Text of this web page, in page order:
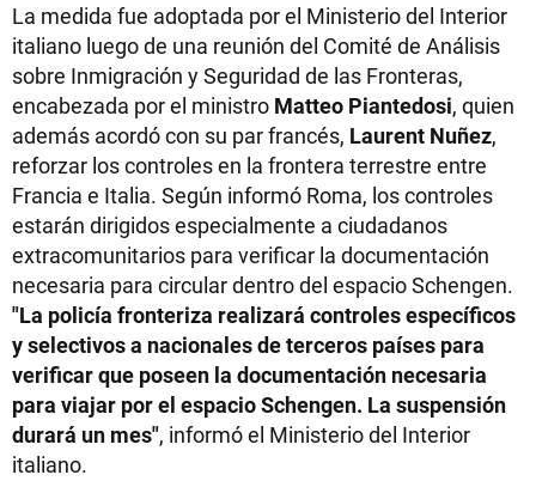
La medida fue adoptada por el Ministerio del Interior
italiano luego de una reunión del Comité de Análisis
sobre Inmigración y Seguridad de las Fronteras,
encabezada por el ministro Matteo Piantedosi, quien
además acordó con su par francés, Laurent Nuñez,
reforzar los controles en la frontera terrestre entre
Francia e Italia. Según informó Roma, los controles
estarán dirigidos especialmente a ciudadanos
extracomunitarios para verificar la documentación
necesaria para circular dentro del espacio Schengen.
"La policía fronteriza realizará controles específicos
y selectivos a nacionales de terceros países para
verificar que poseen la documentación necesaria
para viajar por el espacio Schengen. La suspensión
durará un mes", informó el Ministerio del Interior
italiano.